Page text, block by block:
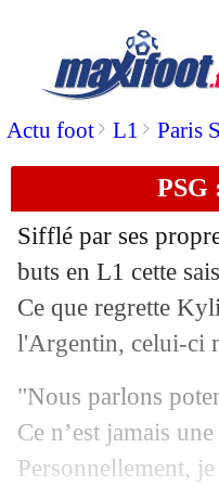
Actu foot> L1 > Paris
PSG
Sifflé par ses
buts en L1 cette
Ce que regrette
l'Argentin, celui-ci
"Nous parlons
Ce n’est jamais
Personnellement,
Real: Kroos
14/06 Nantes
14/06 LdN: les
14/06 : T.
14/06 Liverpool:
14/06 PSG:
14/06 PSG:
14/06 Ajax: Steijn